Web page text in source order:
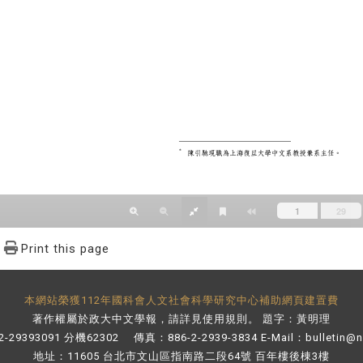
Print this page
本網站榮獲112年國科會人文社會科學研究中心補助網頁建置費
著作權屬於政大中文學報，請詳見 使用規則 。 題字：黃明理
29393091 分機62302 傳真：886-2-2939-3834 E-Mail：
地址：11605 台北市文山區指南路二段64號 百年樓後棟3樓